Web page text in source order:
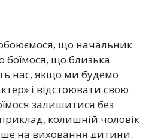
що начальник
боїмося, що близька
нас, якщо ми будемо
і відстоювати свою
залишитися без
колишній чоловік
на виховання дитини.